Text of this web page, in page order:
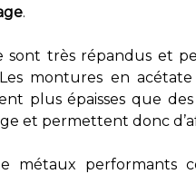
.
sont très répandus et
montures en
plus épaisses que
et permettent donc
métaux performants